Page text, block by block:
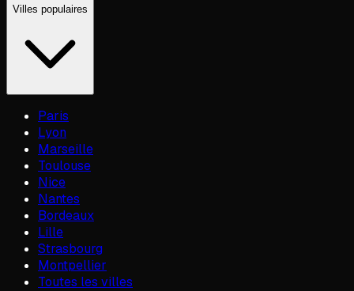
Villes populaires
Paris
Lyon
Marseille
Toulouse
Nice
Nantes
Bordeaux
Lille
Strasbourg
Montpellier
Toutes les villes